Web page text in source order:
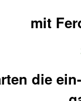
mit
die